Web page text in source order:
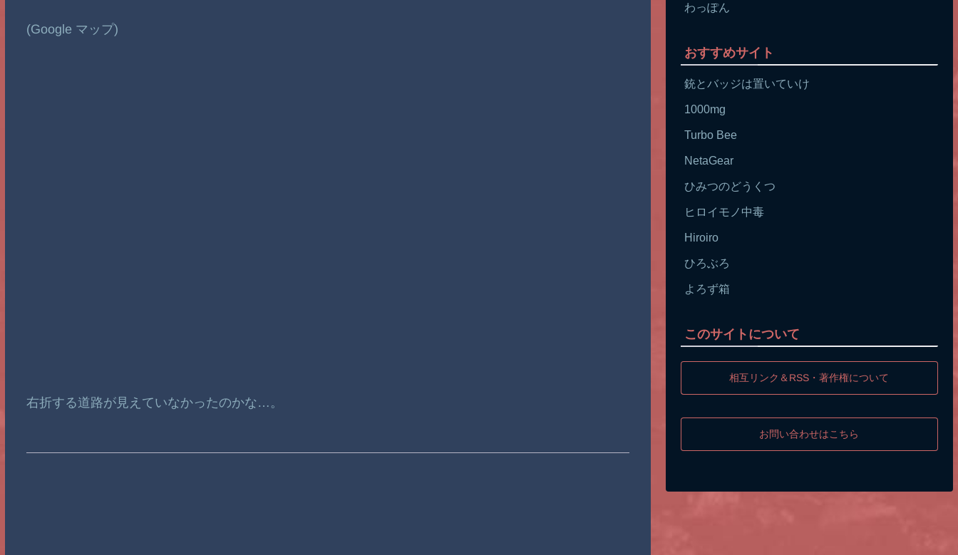
(Google マップ)
右折する道路が見えていなかったのかな…。
わっぽん
おすすめサイト
銃とバッジは置いていけ
1000mg
Turbo Bee
NetaGear
ひみつのどうくつ
ヒロイモノ中毒
Hiroiro
ひろぶろ
よろず箱
このサイトについて
相互リンク＆RSS・著作権について
お問い合わせはこちら